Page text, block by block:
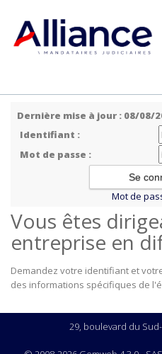
Dernière mise à jour : 08/08/
Identifiant :
Mot de passe :
Mot de
Vous êtes
entreprise en
Demandez votre identifiant et
des informations spécifiques de
29, boulevard du